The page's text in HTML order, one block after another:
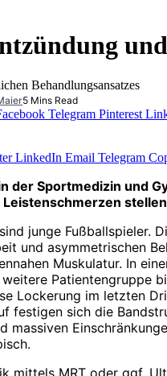
Behandlungsansatzes
5 Mins Read
Telegram Pinterest
LinkedIn Email Telegram
der Sportmedizin und
junge Fußballspieler.
und asymmetrischen
Muskulatur. In
Patientengruppe
Lockerung im letzten
festigen sich die
massiven
mittels MRT oder ggf.